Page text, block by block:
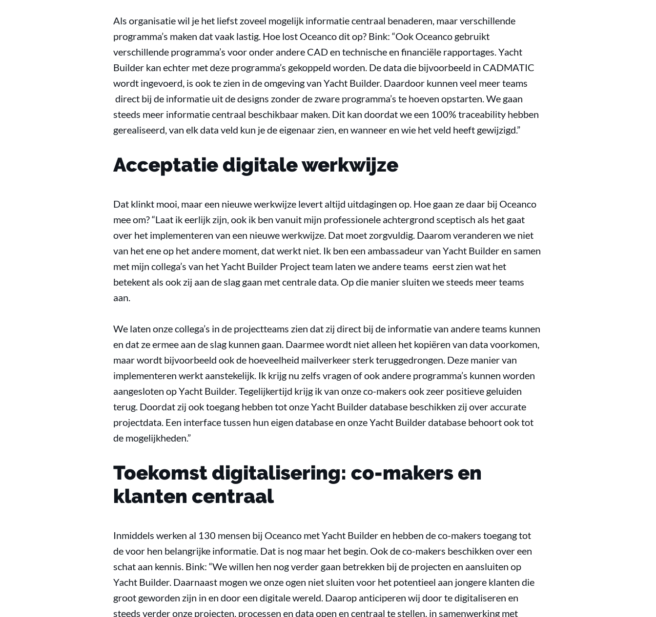
Als organisatie wil je het liefst zoveel mogelijk informatie centraal benaderen, maar verschillende
programma’s maken dat vaak lastig. Hoe lost Oceanco dit op? Bink: “Ook Oceanco gebruikt
verschillende programma’s voor onder andere CAD en technische en financiële rapportages. Yacht
Builder kan echter met deze programma’s gekoppeld worden. De data die bijvoorbeeld in CADMATIC
wordt ingevoerd, is ook te zien in de omgeving van Yacht Builder. Daardoor kunnen veel meer teams
direct bij de informatie uit de designs zonder de zware programma’s te hoeven opstarten. We gaan
steeds meer informatie centraal beschikbaar maken. Dit kan doordat we een 100% traceability hebben
gerealiseerd, van elk data veld kun je de eigenaar zien, en wanneer en wie het veld heeft gewijzigd.”
Acceptatie digitale werkwijze
Dat klinkt mooi, maar een nieuwe werkwijze levert altijd uitdagingen op. Hoe gaan ze daar bij Oceanco
mee om? “Laat ik eerlijk zijn, ook ik ben vanuit mijn professionele achtergrond sceptisch als het gaat
over het implementeren van een nieuwe werkwijze. Dat moet zorgvuldig. Daarom veranderen we niet
van het ene op het andere moment, dat werkt niet. Ik ben een ambassadeur van Yacht Builder en samen
met mijn collega’s van het Yacht Builder Project team laten we andere teams eerst zien wat het
betekent als ook zij aan de slag gaan met centrale data. Op die manier sluiten we steeds meer teams
aan.
We laten onze collega’s in de projectteams zien dat zij direct bij de informatie van andere teams kunnen
en dat ze ermee aan de slag kunnen gaan. Daarmee wordt niet alleen het kopiëren van data voorkomen,
maar wordt bijvoorbeeld ook de hoeveelheid mailverkeer sterk teruggedrongen. Deze manier van
implementeren werkt aanstekelijk. Ik krijg nu zelfs vragen of ook andere programma’s kunnen worden
aangesloten op Yacht Builder. Tegelijkertijd krijg ik van onze co-makers ook zeer positieve geluiden
terug. Doordat zij ook toegang hebben tot onze Yacht Builder database beschikken zij over accurate
projectdata. Een interface tussen hun eigen database en onze Yacht Builder database behoort ook tot
de mogelijkheden.”
Toekomst digitalisering: co-makers en
klanten centraal
Inmiddels werken al 130 mensen bij Oceanco met Yacht Builder en hebben de co-makers toegang tot
de voor hen belangrijke informatie. Dat is nog maar het begin. Ook de co-makers beschikken over een
schat aan kennis. Bink: “We willen hen nog verder gaan betrekken bij de projecten en aansluiten op
Yacht Builder. Daarnaast mogen we onze ogen niet sluiten voor het potentieel aan jongere klanten die
groot geworden zijn in en door een digitale wereld. Daarop anticiperen wij door te digitaliseren en
steeds verder onze projecten, processen en data open en centraal te stellen, in samenwerking met